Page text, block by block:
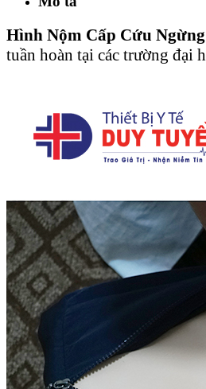
Hình Nộm Cấp Cứu
tuần hoàn tại các trường đại